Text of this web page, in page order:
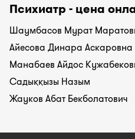
Психиатр - цена
Шаумбасов Мурат
Айесова Динара Аскаровна
Манабаев Айдос
Садыққызы Назым
Жауков Абат Бекболатович